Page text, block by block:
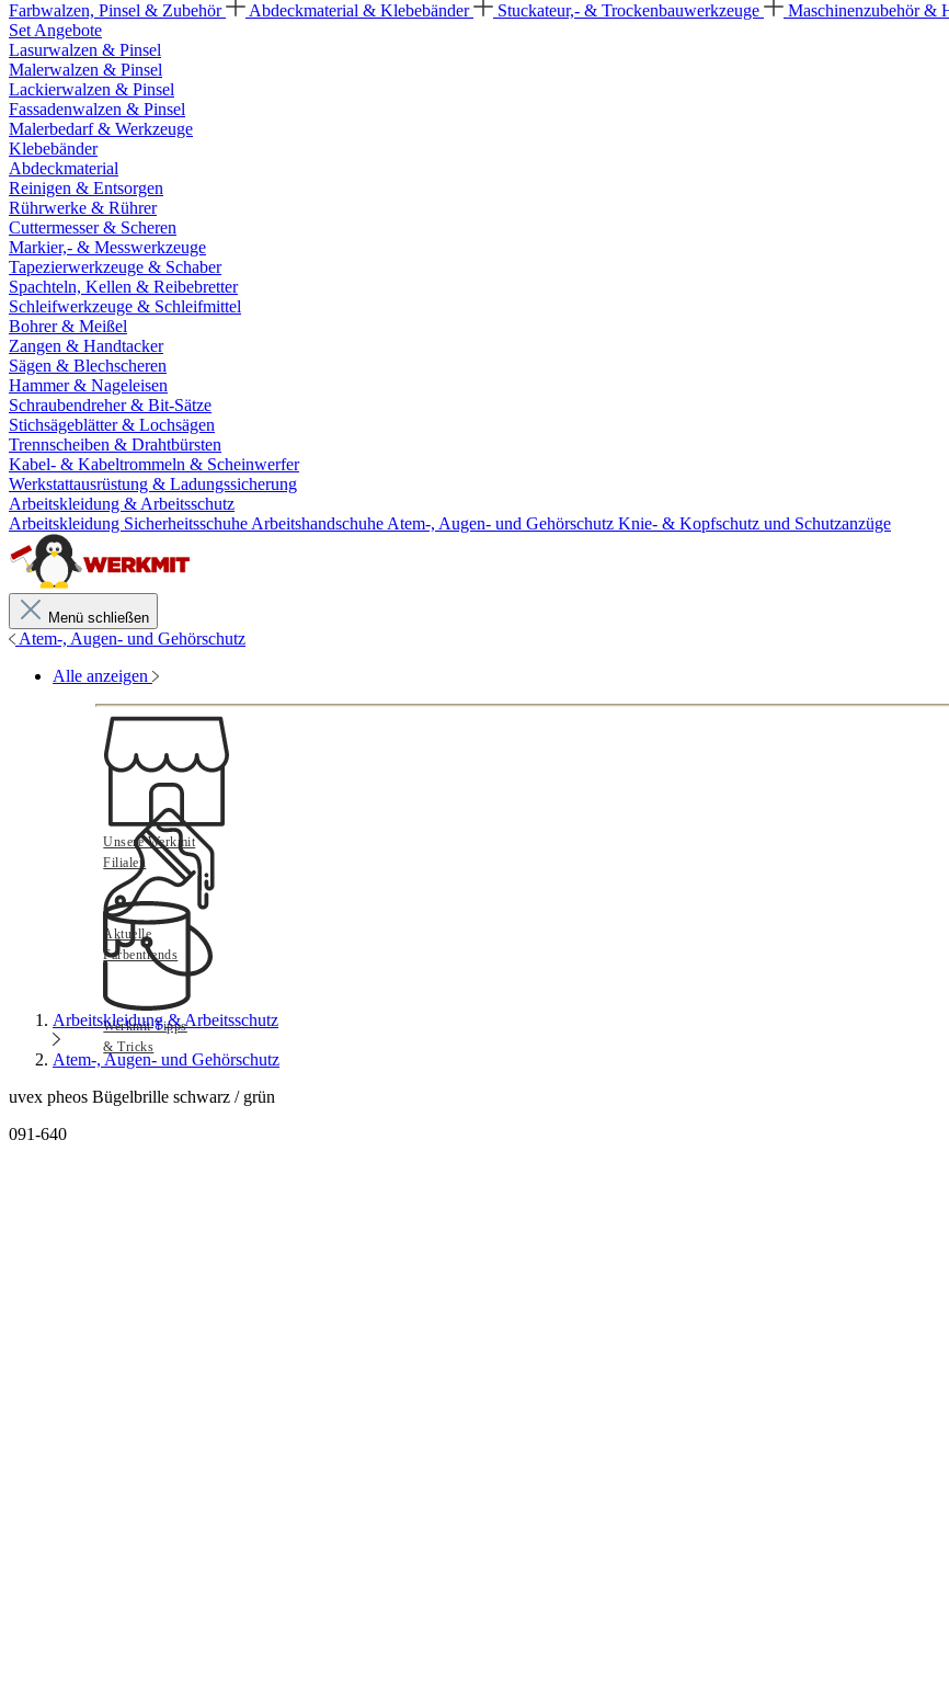
Farbwalzen, Pinsel & Zubehör
Abdeckmaterial & Klebebänder Stuckateur,- & Trockenbauwerkzeuge Maschinenzubehör &
Set Angebote
Lasurwalzen & Pinsel
Malerwalzen & Pinsel
Lackierwalzen & Pinsel
Fassadenwalzen & Pinsel
Malerbedarf & Werkzeuge
Klebebänder
Abdeckmaterial
Reinigen & Entsorgen
Rührwerke & Rührer
Cuttermesser & Scheren
Markier,- & Messwerkzeuge
Tapezierwerkzeuge & Schaber
Spachteln, Kellen & Reibebretter
Schleifwerkzeuge & Schleifmittel
Bohrer & Meißel
Zangen & Handtacker
Sägen & Blechscheren
Hammer & Nageleisen
Schraubendreher & Bit-Sätze
Stichsägeblätter & Lochsägen
Trennscheiben & Drahtbürsten
Kabel- & Kabeltrommeln & Scheinwerfer
Werkstattausrüstung & Ladungssicherung
Arbeitskleidung & Arbeitsschutz
Arbeitskleidung Sicherheitsschuhe Arbeitshandschuhe Atem-, Augen- und Gehörschutz Knie- & Kopfschutz und Schutzanzüge
Menü schließen
Atem-, Augen- und Gehörschutz
Alle anzeigen
Unsere Werkmit
Filialen
Aktuelle
Farbentrends
Werkmit Tipps
& Tricks
Arbeitskleidung & Arbeitsschutz
Atem-, Augen- und Gehörschutz
uvex pheos Bügelbrille schwarz / grün
091-640